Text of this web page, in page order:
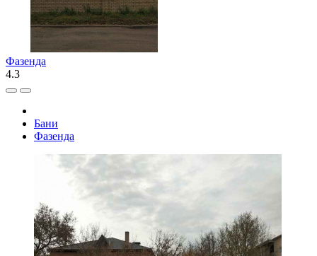
Фазенда
4.3
Бани
Фазенда